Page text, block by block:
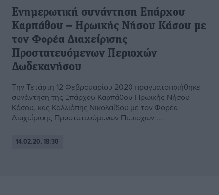
Ενημερωτική συνάντηση Επάρχου
Καρπάθου – Ηρωικής Νήσου Κάσου με
τον Φορέα Διαχείρισης
Προστατευόμενων Περιοχών
Δωδεκανήσου
Την Τετάρτη 12 Φεβρουαρίου 2020 πραγματοποιήθηκε
συνάντηση της Επάρχου Καρπάθου-Ηρωικής Νήσου
Κάσου, κας Καλλιόπης Νικολαΐδου με τον Φορέα
Διαχείρισης Προστατευόμενων Περιοχών ...
14.02.20, 18:30